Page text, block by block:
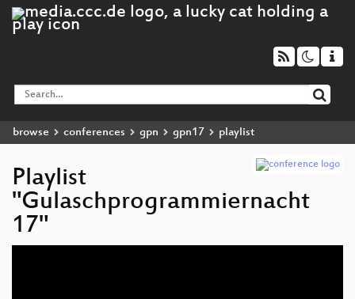
browse conferences gpn gpn17 playlist
Playlist
"Gulaschprogrammiernacht
17"